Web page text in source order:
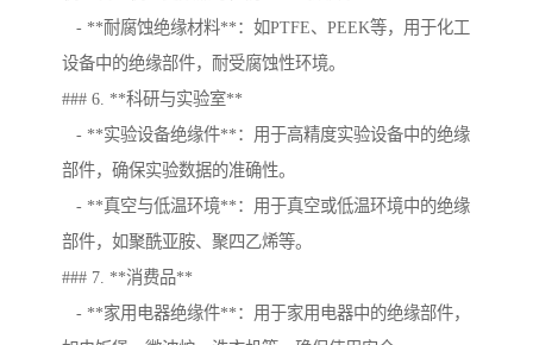
- **耐腐蚀绝缘材料**：如PTFE、PEEK等，用于化工
设备中的绝缘部件，耐受腐蚀性环境。
### 6. **科研与实验室**
- **实验设备绝缘件**：用于高精度实验设备中的绝缘
部件，确保实验数据的准确性。
- **真空与低温环境**：用于真空或低温环境中的绝缘
部件，如聚酰亚胺、聚四乙烯等。
### 7. **消费品**
- **家用电器绝缘件**：用于家用电器中的绝缘部件，